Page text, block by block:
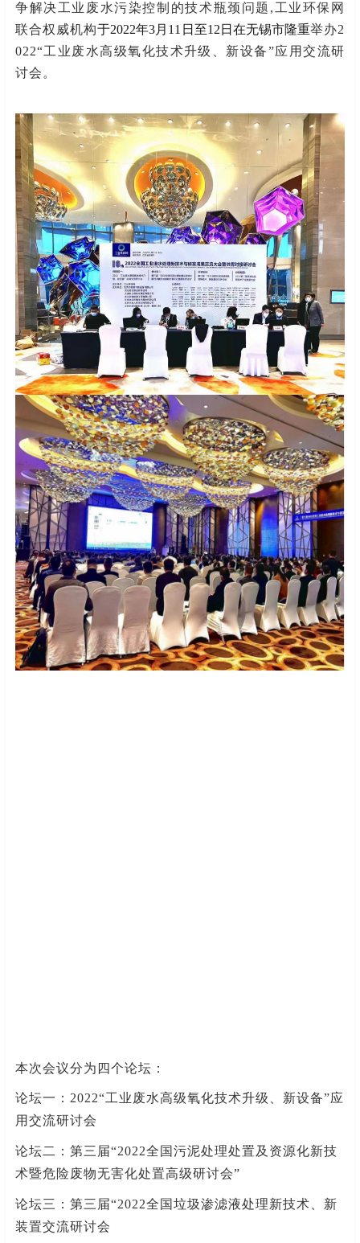
争解决工业废水污染控制的技术瓶颈问题 , 工业环保网
联合权威机构于2022年3月 11 日至12 日在无锡市隆重举办2
022“工业废水高级氧化技术升级、新设备”应用交流研
讨会 。
本次会议分为四个论坛：
论坛一： 2022“工业废水高级氧化技术升级、新设备”应
用交流研讨会
论坛二：第三届“2022全国污泥处理处置及资源化新技
术暨危险废物无害化处置高级研讨会”
论坛三：第三届“2022全国垃圾渗滤液处理新技术、新
装置交流研讨会